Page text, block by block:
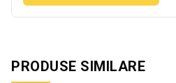
PRODUSE SIMILARE